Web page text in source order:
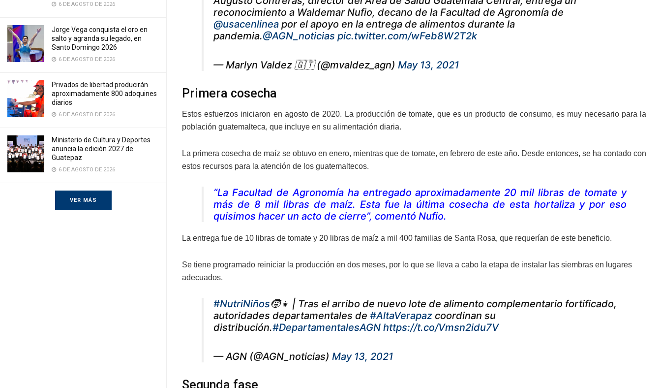
6 DE AGOSTO DE 2026
Jorge Vega conquista el oro en
salto y agranda su legado, en
Santo Domingo 2026
6 DE AGOSTO DE 2026
Privados de libertad producirán
aproximadamente 800 adoquines
diarios
6 DE AGOSTO DE 2026
Ministerio de Cultura y Deportes
anuncia la edición 2027 de
Guatepaz
6 DE AGOSTO DE 2026
VER MÁS
reconocimiento a Waldemar Nufio, decano de la Facultad de Agronomía de
@usacenlinea por el apoyo en la entrega de alimentos durante la
pandemia.@AGN_noticias pic.twitter.com/wFeb8W2T2k
— Marlyn Valdez 🇬🇹 (@mvaldez_agn) May 13, 2021
Primera cosecha
Estos esfuerzos iniciaron en agosto de 2020. La producción de tomate, que es un producto de consumo, es muy necesario para la
población guatemalteca, que incluye en su alimentación diaria.
La primera cosecha de maíz se obtuvo en enero, mientras que de tomate, en febrero de este año. Desde entonces, se ha contado con
estos recursos para la atención de los guatemaltecos.
“La Facultad de Agronomía ha entregado aproximadamente 20 mil libras de tomate y
más de 8 mil libras de maíz. Esta fue la última cosecha de esta hortaliza y por eso
quisimos hacer un acto de cierre”, comentó Nufio.
La entrega fue de 10 libras de tomate y 20 libras de maíz a mil 400 familias de Santa Rosa, que requerían de este beneficio.
Se tiene programado reiniciar la producción en dos meses, por lo que se lleva a cabo la etapa de instalar las siembras en lugares
adecuados.
#NutriNiños🧒👧 | Tras el arribo de nuevo lote de alimento complementario fortificado,
autoridades departamentales de #AltaVerapaz coordinan su
distribución.#DepartamentalesAGN https://t.co/Vmsn2idu7V
— AGN (@AGN_noticias) May 13, 2021
Segunda fase